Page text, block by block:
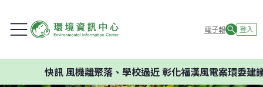
電子報 登入
風機離聚落、學校過近 彰化福漢風電案環委建議不應